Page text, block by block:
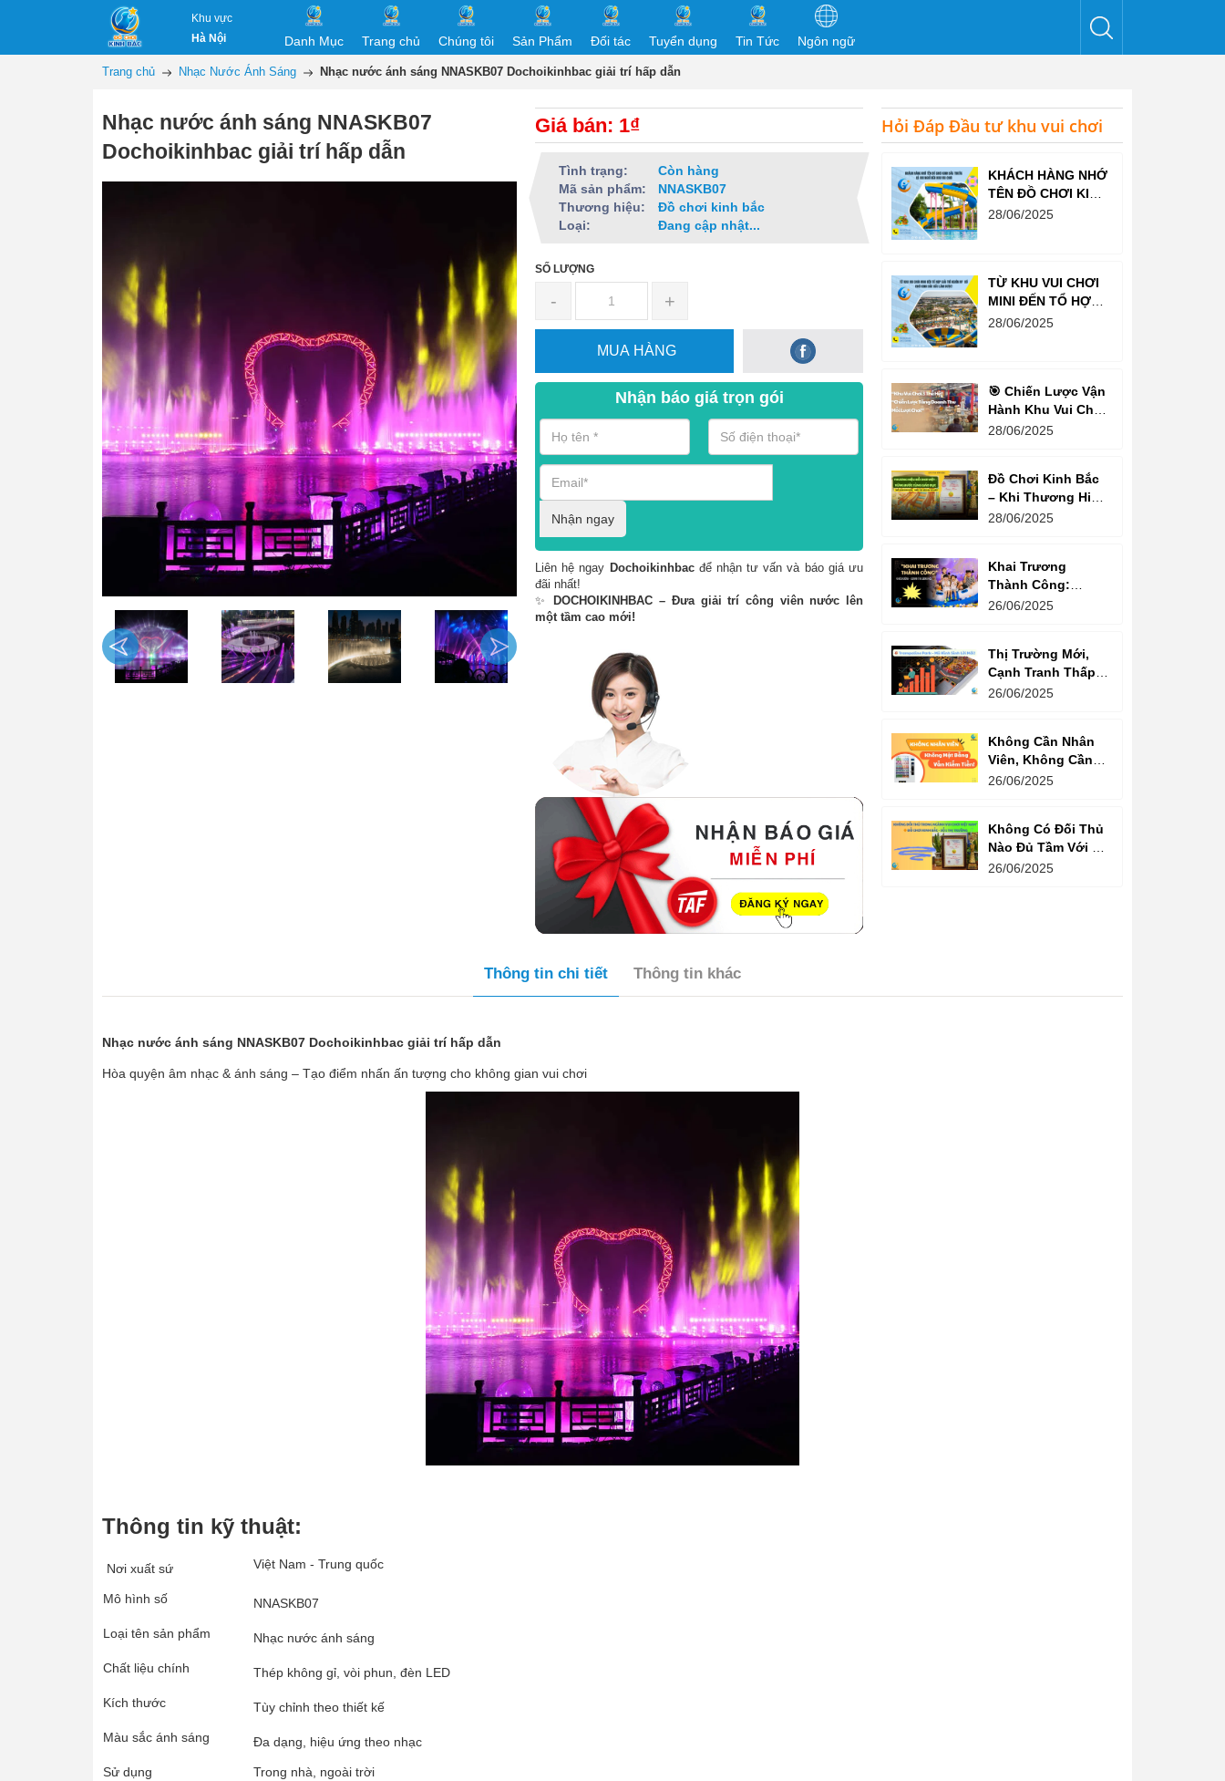
Khu vực
Hà Nội
Danh Mục Trang chủ Chúng tôi Sản Phẩm Đối tác Tuyển dụng Tin Tức Ngôn ngữ
Trang chủ Nhạc Nước Ánh Sáng Nhạc nước ánh sáng NNASKB07 Dochoikinhbac giải trí hấp dẫn
Nhạc nước ánh sáng NNASKB07
Dochoikinhbac giải trí hấp dẫn
Giá bán: 1₫
Tình trạng:
Còn hàng
Mã sản phẩm:
NNASKB07
Thương hiệu:
Đồ chơi kinh bắc
Loại:
Đang cập nhật...
SỐ LƯỢNG
- +
MUA HÀNG
Nhận báo giá trọn gói
Nhận ngay
Liên hệ ngay Dochoikinhbacđể nhận tư vấn và báo giá ưu
đãi nhất!
✨
DOCHOIKINHBAC – Đưa giải trí công viên nước lên
một tầm cao mới!
Hỏi Đáp Đầu tư khu vui chơi
KHÁCH HÀNG NHỚ
TÊN ĐỒ CHƠI KINH
BẮC TRƯỚC CẢ
28/06/2025
TỪ KHU VUI CHƠI
MINI ĐẾN TỔ HỢP
GIẢI TRÍ NGHÌN M²
28/06/2025
🎯 Chiến Lược Vận
Hành Khu Vui Chơi
3 Thế Hệ – Tối Đa
28/06/2025
Đồ Chơi Kinh Bắc
– Khi Thương Hiệu
Vững Mạnh Bắt
28/06/2025
Khai Trương
Thành Công:
Khách Nườm
Quyết Là Gì?
26/06/2025
Thị Trường Mới,
Cạnh Tranh Thấp –
Trampoline Park Là
26/06/2025
Không Cần Nhân
Viên, Không Cần
Cửa Hàng – Chỉ
26/06/2025
Không Có Đối Thủ
Nào Đủ Tầm Với Đồ
Chơi Kinh Bắc
26/06/2025
Thông tin chi tiết Thông tin khác
Nhạc nước ánh sáng NNASKB07 Dochoikinhbac giải trí hấp dẫn
Hòa quyện âm nhạc & ánh sáng – Tạo điểm nhấn ấn tượng cho không gian vui chơi
Thông tin kỹ thuật:
Nơi xuất sứ Việt Nam - Trung quốc
Mô hình số NNASKB07
Loại tên sản phẩm Nhạc nước ánh sáng
Chất liệu chính Thép không gỉ, vòi phun, đèn LED
Kích thước Tùy chỉnh theo thiết kế
Màu sắc ánh sáng Đa dạng, hiệu ứng theo nhạc
Sử dụng Trong nhà, ngoài trời